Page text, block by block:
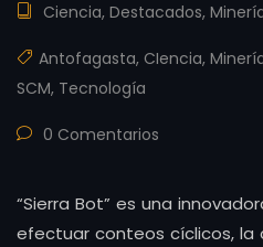
Ciencia, Destacados,
Antofagasta, CIencia,
SCM, Tecnología
0 Comentarios
“Sierra Bot” es una
efectuar conteos cíclicos,